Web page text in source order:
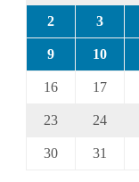
2 3
9 10
16 17
23 24
30 31